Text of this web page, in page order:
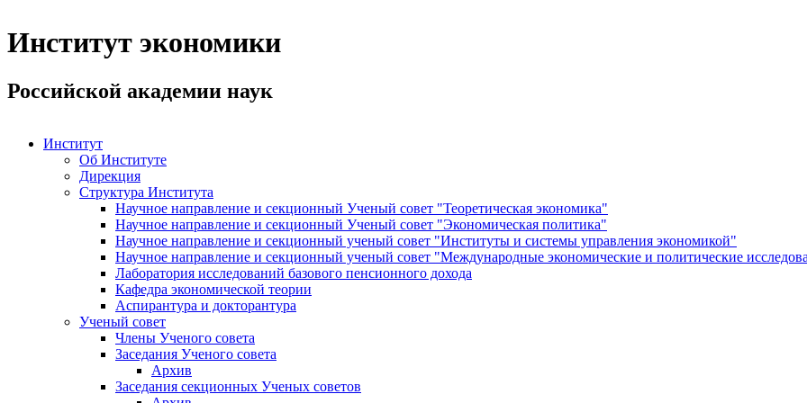
Институт экономики
Российской академии наук
Институт
Об Институте
Дирекция
Структура Института
Научное направление и секционный Ученый совет "Теоретическая экономика"
Научное направление и секционный Ученый совет "Экономическая политика"
Научное направление и секционный ученый совет "Институты и системы управления экономикой"
Научное направление и секционный ученый совет "Международные экономические и политические
Лаборатория исследований базового пенсионного дохода
Кафедра экономической теории
Аспирантура и докторантура
Ученый совет
Члены Ученого совета
Заседания Ученого совета
Архив
Заседания секционных Ученых советов